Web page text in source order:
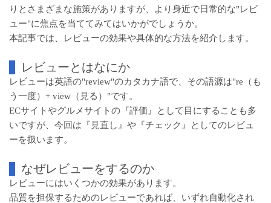
りとさまざまな施策がありますが、より身近で日常的な"レビ
ュー"に焦点を当ててみてはいかがでしょうか。
本記事では、レビューの効果や具体的な方法を紹介します。
レビューとはなにか
レビューは英語の"review"のカタカナ語で、その語源は"re（も
う一度）+ view（見る）"です。
ECサイトやグルメサイトの『評価』として目にすることも多
いですが、今回は『見直し』や『チェック』としてのレビュ
ーを扱います。
なぜレビューをするのか
レビューにはいくつかの効果があります。
品質を担保するためのレビューであれば、いずれ自動化され